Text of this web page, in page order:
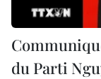
du Parti